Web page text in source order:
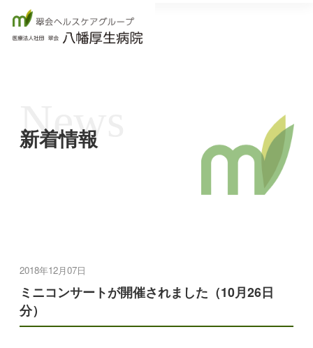
News
新着情報
2018年12月07日
ミニコンサートが開催されました（10月26日
分）